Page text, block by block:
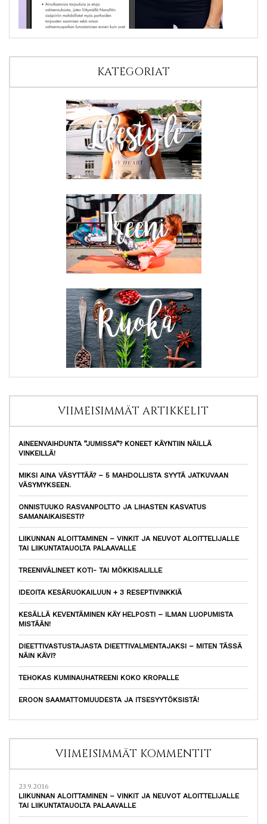
KATEGORIAT
VIIMEISIMMÄT ARTIKKELIT
AINEENVAIHDUNTA ”JUMISSA”? KONEET KÄYNTIIN NÄILLÄ
VINKEILLÄ!
MIKSI AINA VÄSYTTÄÄ? – 5 MAHDOLLISTA SYYTÄ JATKUVAAN
VÄSYMYKSEEN.
ONNISTUUKO RASVANPOLTTO JA LIHASTEN KASVATUS
SAMANAIKAISESTI?
LIIKUNNAN ALOITTAMINEN – VINKIT JA NEUVOT ALOITTELIJALLE
TAI LIIKUNTATAUOLTA PALAAVALLE
TREENIVÄLINEET KOTI- TAI MÖKKISALILLE
IDEOITA KESÄRUOKAILUUN + 3 RESEPTIVINKKIÄ
KESÄLLÄ KEVENTÄMINEN KÄY HELPOSTI – ILMAN LUOPUMISTA
MISTÄÄN!
DIEETTIVASTUSTAJASTA DIEETTIVALMENTAJAKSI – MITEN TÄSSÄ
NÄIN KÄVI?
TEHOKAS KUMINAUHATREENI KOKO KROPALLE
EROON SAAMATTOMUUDESTA JA ITSESYYTÖKSISTÄ!
VIIMEISIMMÄT KOMMENTIT
23.9.2016
LIIKUNNAN ALOITTAMINEN – VINKIT JA NEUVOT ALOITTELIJALLE
TAI LIIKUNTATAUOLTA PALAAVALLE